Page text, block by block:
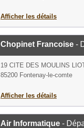
Afficher les détails
Chopinet Francoise -
19 CITE DES MOULINS
85200 Fontenay-le-comte
Afficher les détails
Air Informatique -